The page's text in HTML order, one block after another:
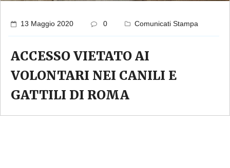
13 Maggio 2020 0 Comunicati Stampa
ACCESSO VIETATO AI
VOLONTARI NEI CANILI E
GATTILI DI ROMA